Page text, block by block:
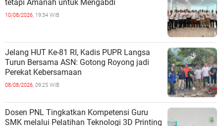
tetapi Amanah untuk Mengabdi
10/08/2026, 19:34 WIB
Jelang HUT Ke-81 RI, Kadis PUPR Langsa
Turun Bersama ASN: Gotong Royong jadi
Perekat Kebersamaan
08/08/2026, 09:25 WIB
Dosen PNL Tingkatkan Kompetensi Guru
SMK melalui Pelatihan Teknologi 3D Printing